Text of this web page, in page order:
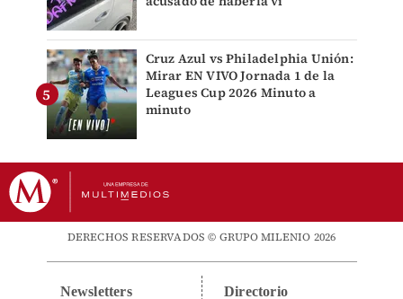
Cruz Azul vs Philadelphia Unión:
Mirar EN VIVO Jornada 1 de la
Leagues Cup 2026 Minuto a
minuto
DERECHOS RESERVADOS © GRUPO MILENIO 2026
Newsletters Directorio